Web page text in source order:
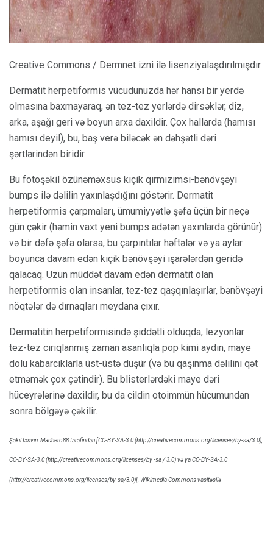
Creative Commons / Dermnet izni ilə lisenziyalaşdırılmışdır
Dermatit herpetiformis vücudunuzda hər hansı bir yerdə
olmasına baxmayaraq, ən tez-tez yerlərdə dirsəklər, diz,
arka, aşağı geri və boyun arxa daxildir. Çox hallarda (hamısı
hamısı deyil), bu, baş verə biləcək ən dəhşətli dəri
şərtlərindən biridir.
Bu fotoşəkil özünəməxsus kiçik qırmızımsı-bənövşəyi
bumps ilə dəlilin yaxınlaşdığını göstərir. Dermatit
herpetiformis çarpmaları, ümumiyyətlə şəfa üçün bir neçə
gün çəkir (həmin vaxt yeni bumps adətən yaxınlarda görünür)
və bir dəfə şəfa olarsa, bu çarpıntılar həftələr və ya aylar
boyunca davam edən kiçik bənövşəyi işarələrdən geridə
qalacaq. Uzun müddət davam edən dermatit olan
herpetiformis olan insanlar, tez-tez qaşqınlaşırlar, bənövşəyi
nöqtələr də dırnaqları meydana çıxır.
Dermatitin herpetiformisində şiddətli olduqda, lezyonlar
tez-tez cırıqlanmış zaman asanlıqla pop kimi aydın, maye
dolu kabarcıklarla üst-üstə düşür (və bu qaşınma dəlilini qət
etməmək çox çətindir). Bu blisterlərdəki maye dəri
hüceyrələrinə daxildir, bu da cildin otoimmün hücumundan
sonra bölgəyə çəkilir.
Şəkil təsviri: Madhero88 tərəfindən [CC-BY-SA-3.0 (http://creativecommons.org/licenses/by-sa/3.0),
CC-BY-SA-3.0 (http://creativecommons.org/licenses/by -sa / 3.0) və ya CC-BY-SA-3.0
(http://creativecommons.org/licenses/by-sa/3.0)], Wikimedia Commons vasitəsilə